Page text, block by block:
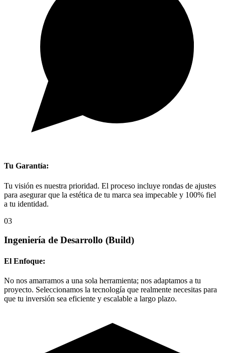
Tu Garantía:
Tu visión es nuestra prioridad. El proceso incluye rondas de ajustes
para asegurar que la estética de tu marca sea impecable y 100% fiel
a tu identidad.
03
Ingeniería de Desarrollo (Build)
El Enfoque:
No nos amarramos a una sola herramienta; nos adaptamos a tu
proyecto. Seleccionamos la tecnología que realmente necesitas para
que tu inversión sea eficiente y escalable a largo plazo.